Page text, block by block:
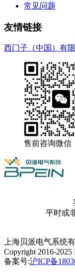
常见问题
友情链接
西门子（中国）有
售前咨询微信
平时或
上海贝派电气系统
Copyright 2016-2025
备案号:沪ICP备